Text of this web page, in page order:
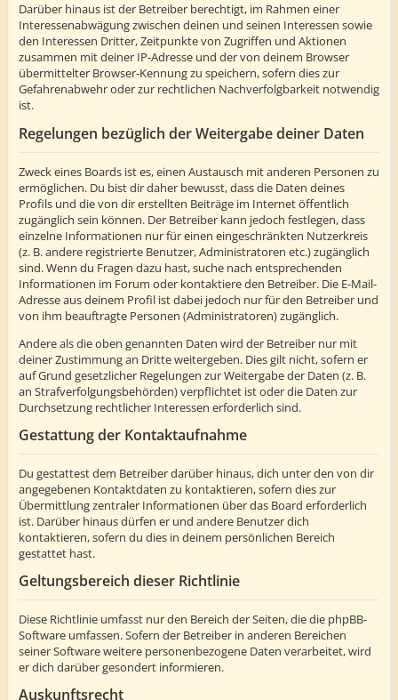
Darüber hinaus ist der Betreiber berechtigt, im Rahmen einer
Interessenabwägung zwischen deinen und seinen Interessen sowie
den Interessen Dritter, Zeitpunkte von Zugriffen und Aktionen
zusammen mit deiner IP-Adresse und der von deinem Browser
übermittelter Browser-Kennung zu speichern, sofern dies zur
Gefahrenabwehr oder zur rechtlichen Nachverfolgbarkeit notwendig
ist.
Regelungen bezüglich der Weitergabe deiner Daten
Zweck eines Boards ist es, einen Austausch mit anderen Personen zu
ermöglichen. Du bist dir daher bewusst, dass die Daten deines
Profils und die von dir erstellten Beiträge im Internet öffentlich
zugänglich sein können. Der Betreiber kann jedoch festlegen, dass
einzelne Informationen nur für einen eingeschränkten Nutzerkreis
(z. B. andere registrierte Benutzer, Administratoren etc.) zugänglich
sind. Wenn du Fragen dazu hast, suche nach entsprechenden
Informationen im Forum oder kontaktiere den Betreiber. Die E-Mail-
Adresse aus deinem Profil ist dabei jedoch nur für den Betreiber und
von ihm beauftragte Personen (Administratoren) zugänglich.
Andere als die oben genannten Daten wird der Betreiber nur mit
deiner Zustimmung an Dritte weitergeben. Dies gilt nicht, sofern er
auf Grund gesetzlicher Regelungen zur Weitergabe der Daten (z. B.
an Strafverfolgungsbehörden) verpflichtet ist oder die Daten zur
Durchsetzung rechtlicher Interessen erforderlich sind.
Gestattung der Kontaktaufnahme
Du gestattest dem Betreiber darüber hinaus, dich unter den von dir
angegebenen Kontaktdaten zu kontaktieren, sofern dies zur
Übermittlung zentraler Informationen über das Board erforderlich
ist. Darüber hinaus dürfen er und andere Benutzer dich
kontaktieren, sofern du dies in deinem persönlichen Bereich
gestattet hast.
Geltungsbereich dieser Richtlinie
Diese Richtlinie umfasst nur den Bereich der Seiten, die die phpBB-
Software umfassen. Sofern der Betreiber in anderen Bereichen
seiner Software weitere personenbezogene Daten verarbeitet, wird
er dich darüber gesondert informieren.
Auskunftsrecht